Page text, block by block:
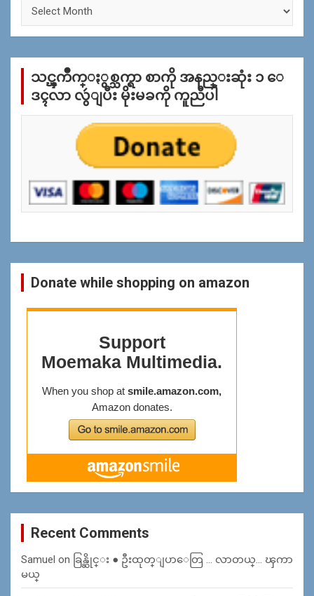
က္
န္
သင္ၾကိဳက္ႏွစ္သက္ရာ စာကို အနည္းဆုံး ၁ ေ
ဒၚလာ လွဴျပီး မိုးမခကို ကူညီပါ
Donate while shopping on amazon
Recent Comments
Samuel on ခြန္ဆိုင္း ● ဦးထုတ္ျပာေတြ … လာတယ္… ၾကာ
မယ္